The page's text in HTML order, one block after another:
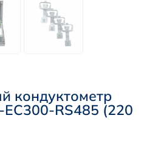
кондуктометр
RS485 (220